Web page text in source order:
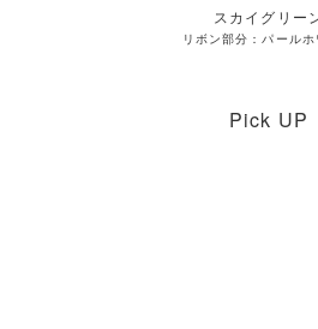
スカイグリー
リボン部分：パールホ
Pick UP